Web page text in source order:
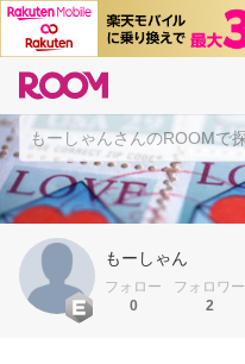
もーしゃん
フォロー
0
フォロワー
2